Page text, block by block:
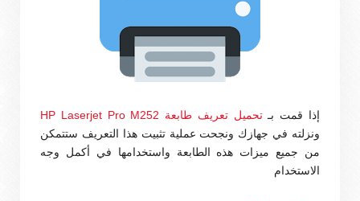
إذا قمت بـتحميل تعريف طابعة HP Laserjet Pro M252
ونزلته في جهازك ونجحت عملية تثبيت هذا التعريف ستتمكن
من جميع ميزات هذه الطابعة واستخدامها في أكمل وجه
الاستخدام